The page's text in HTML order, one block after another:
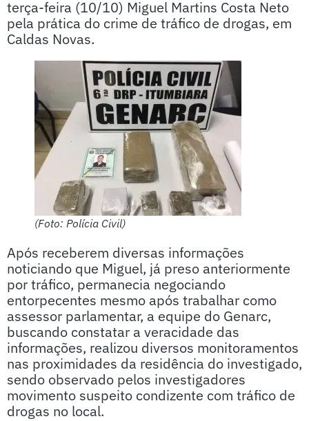
terça-feira (10/10) Miguel Martins Costa Neto
pela prática do crime de tráfico de drogas, em
Caldas Novas.
(Foto: Polícia Civil)
Após receberem diversas informações
noticiando que Miguel, já preso anteriormente
por tráfico, permanecia negociando
entorpecentes mesmo após trabalhar como
assessor parlamentar, a equipe do Genarc,
buscando constatar a veracidade das
informações, realizou diversos monitoramentos
nas proximidades da residência do investigado,
sendo observado pelos investigadores
movimento suspeito condizente com tráfico de
drogas no local.